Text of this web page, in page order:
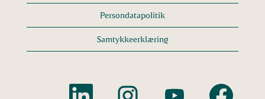
Persondatapolitik
Samtykkeerklæring
Å
b